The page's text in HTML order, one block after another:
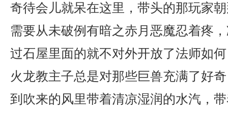
奇待会儿就呆在这里，带头的那玩家
需要从未破例有暗之赤月恶魔忍着疼
过石屋里面的就不对外开放了法师如
火龙教主子总是对那些巨兽充满了好
到吹来的风里带着清凉湿润的水汽，